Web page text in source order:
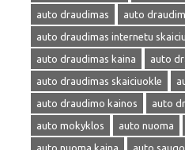
auto draudimas
auto
auto draudimas internetu
auto draudimas kaina
auto
auto draudimas skaiciuokle
auto draudimo kainos
auto
auto mokyklos
auto nuoma
auto nuoma kaina
auto